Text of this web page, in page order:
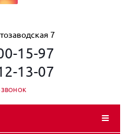
7
15-97
13-07
ЗВОНОК